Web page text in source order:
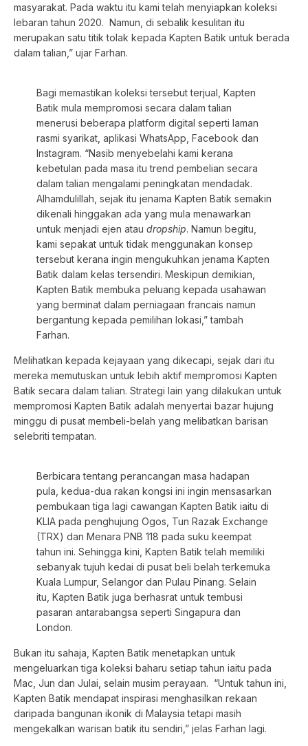
masyarakat. Pada waktu itu kami telah menyiapkan koleksi
lebaran tahun 2020. Namun, di sebalik kesulitan itu
merupakan satu titik tolak kepada Kapten Batik untuk berada
dalam talian,” ujar Farhan.
Bagi memastikan koleksi tersebut terjual, Kapten
Batik mula mempromosi secara dalam talian
menerusi beberapa platform digital seperti laman
rasmi syarikat, aplikasi WhatsApp, Facebook dan
Instagram. “Nasib menyebelahi kami kerana
kebetulan pada masa itu trend pembelian secara
dalam talian mengalami peningkatan mendadak.
Alhamdulillah, sejak itu jenama Kapten Batik semakin
dikenali hinggakan ada yang mula menawarkan
untuk menjadi ejen atau dropship. Namun begitu,
kami sepakat untuk tidak menggunakan konsep
tersebut kerana ingin mengukuhkan jenama Kapten
Batik dalam kelas tersendiri. Meskipun demikian,
Kapten Batik membuka peluang kepada usahawan
yang berminat dalam perniagaan francais namun
bergantung kepada pemilihan lokasi,” tambah
Farhan.
Melihatkan kepada kejayaan yang dikecapi, sejak dari itu
mereka memutuskan untuk lebih aktif mempromosi Kapten
Batik secara dalam talian. Strategi lain yang dilakukan untuk
mempromosi Kapten Batik adalah menyertai bazar hujung
minggu di pusat membeli-belah yang melibatkan barisan
selebriti tempatan.
Berbicara tentang perancangan masa hadapan
pula, kedua-dua rakan kongsi ini ingin mensasarkan
pembukaan tiga lagi cawangan Kapten Batik iaitu di
KLIA pada penghujung Ogos, Tun Razak Exchange
(TRX) dan Menara PNB 118 pada suku keempat
tahun ini. Sehingga kini, Kapten Batik telah memiliki
sebanyak tujuh kedai di pusat beli belah terkemuka
Kuala Lumpur, Selangor dan Pulau Pinang. Selain
itu, Kapten Batik juga berhasrat untuk tembusi
pasaran antarabangsa seperti Singapura dan
London.
Bukan itu sahaja, Kapten Batik menetapkan untuk
mengeluarkan tiga koleksi baharu setiap tahun iaitu pada
Mac, Jun dan Julai, selain musim perayaan. “Untuk tahun ini,
Kapten Batik mendapat inspirasi menghasilkan rekaan
daripada bangunan ikonik di Malaysia tetapi masih
mengekalkan warisan batik itu sendiri,” jelas Farhan lagi.